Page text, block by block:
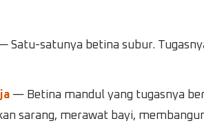
Satu-satunya betina subur.
— Betina mandul yang tugasnya
sarang, merawat bayi,